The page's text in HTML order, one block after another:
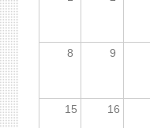
8 9
15 16